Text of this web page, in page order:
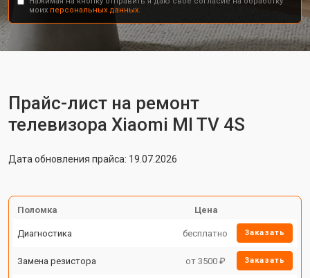
моих персональных данных.
Прайс-лист на ремонт
телевизора Xiaomi MI TV 4S
Дата обновления прайса: 19.07.2026
Поломка Цена
Диагностика бесплатно Заказать
Замена резистора от 3500 ₽ Заказать